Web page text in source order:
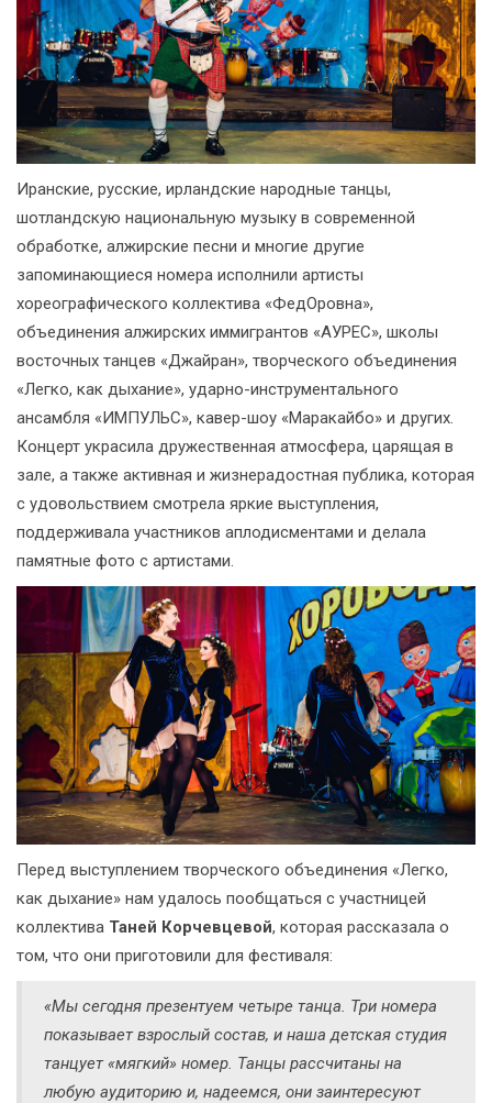
Иранские, русские, ирландские народные танцы,
шотландскую национальную музыку в современной
обработке, алжирские песни и многие другие
запоминающиеся номера исполнили артисты
хореографического коллектива «ФедОровна»,
объединения алжирских иммигрантов «АУРЕС», школы
восточных танцев «Джайран», творческого объединения
«Легко, как дыхание», ударно-инструментального
ансамбля «ИМПУЛЬС», кавер-шоу «Маракайбо» и других.
Концерт украсила дружественная атмосфера, царящая в
зале, а также активная и жизнерадостная публика, которая
с удовольствием смотрела яркие выступления,
поддерживала участников аплодисментами и делала
памятные фото с артистами.
Перед выступлением творческого объединения «Легко,
как дыхание» нам удалось пообщаться с участницей
коллектива Таней Корчевцевой, которая рассказала о
том, что они приготовили для фестиваля:
«Мы сегодня презентуем четыре танца. Три номера
показывает взрослый состав, и наша детская студия
танцует «мягкий» номер. Танцы рассчитаны на
любую аудиторию и, надеемся, они заинтересуют